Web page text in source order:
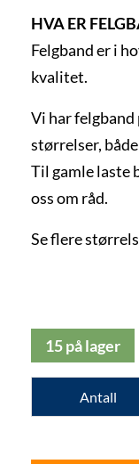
HVA ER
Felgband er i
kvalitet.
Vi har felgband
størrelser,
Til gamle laste
oss om råd.
Se flere
15 på lager
Antall